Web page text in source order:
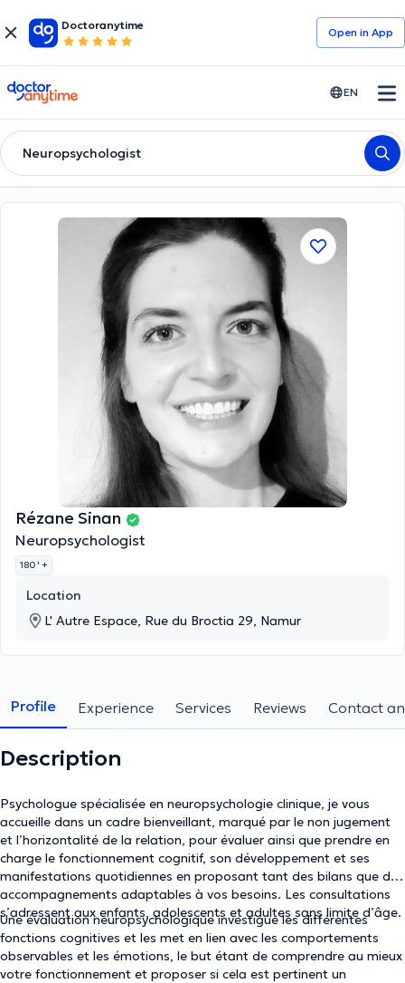
Doctoranytime
Open in Αpp
doctoranytime EN
Neuropsychologist
Rézane Sinan
Neuropsychologist
180 ' +
Location
L' Autre Espace, Rue du Broctia 29, Namur
Profile Experience Services Reviews Contact
Description
Psychologue spécialisée en neuropsychologie clinique, je vous
accueille dans un cadre bienveillant, marqué par le non jugement
et l’horizontalité de la relation, pour évaluer ainsi que prendre en
charge le fonctionnement cognitif, son développement et ses
manifestations quotidiennes en proposant tant des bilans que des
accompagnements adaptables à vos besoins. Les consultations
s’adressent aux enfants, adolescents et adultes sans limite d’âge.
Une évaluation neuropsychologique investigue les différentes
fonctions cognitives et les met en lien avec les comportements
observables et les émotions, le but étant de comprendre au mieux
votre fonctionnement et proposer si cela est pertinent un